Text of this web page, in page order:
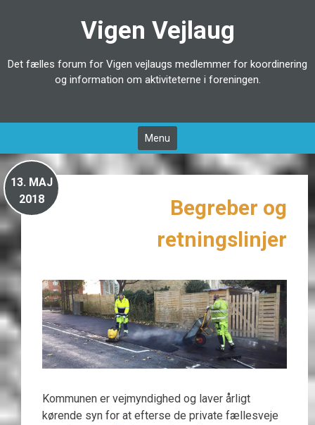
Vigen Vejlaug
Det fælles forum for Vigen vejlaugs medlemmer for koordinering
og information om aktiviteterne i foreningen.
Menu
13. MAJ
2018
Begreber og
retningslinjer
Kommunen er vejmyndighed og laver årligt
kørende syn for at efterse de private fællesveje